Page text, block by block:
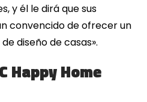
y él le dirá que sus
convencido de ofrecer un
diseño de casas».
Happy Home